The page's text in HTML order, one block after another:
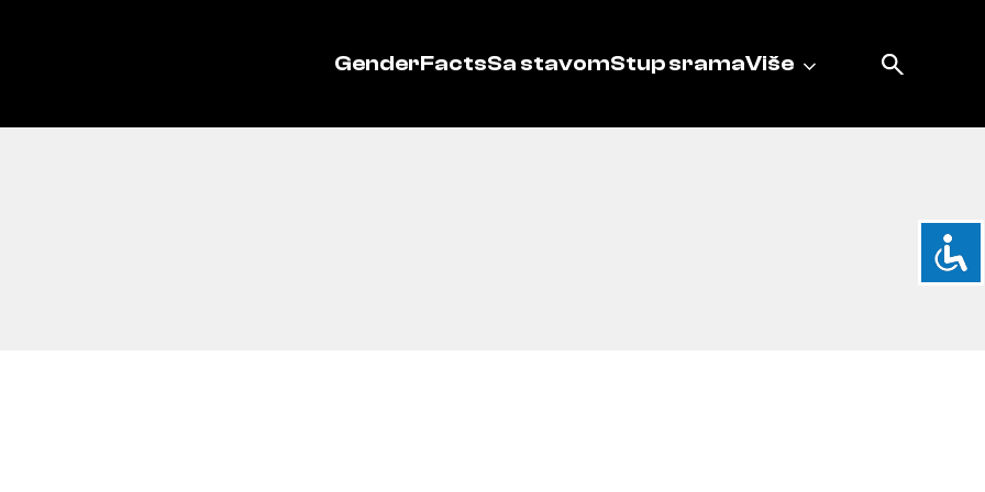
GenderFactsSa stavomStup sramaViše